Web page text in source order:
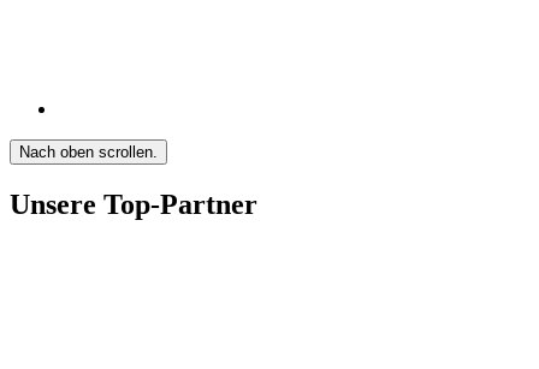
Nach oben scrollen.
Unsere Top-Partner